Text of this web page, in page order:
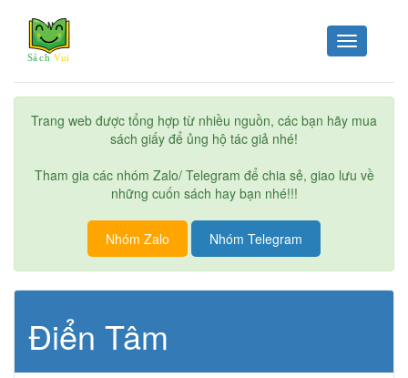
Toggle
navigation
Trang web được tổng hợp từ nhiều nguồn, các bạn hãy mua
sách giấy để ủng hộ tác giả nhé!
Tham gia các nhóm Zalo/ Telegram để chia sẻ, giao lưu về
những cuốn sách hay bạn nhé!!!
Nhóm Zalo Nhóm Telegram
Điển Tâm